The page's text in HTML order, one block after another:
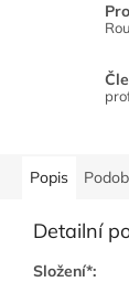
Popis
Detailní
Složení*: